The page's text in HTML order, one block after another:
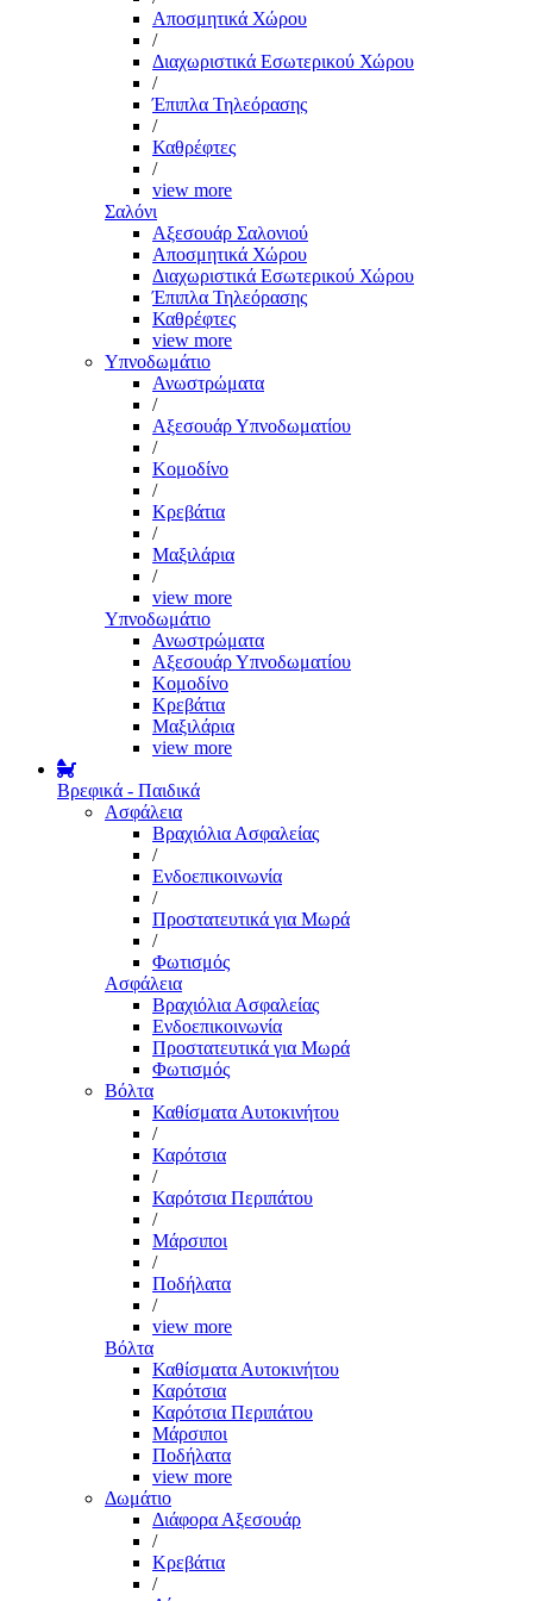
Αποσμητικά Χώρου
/
Διαχωριστικά Εσωτερικού Χώρου
/
Έπιπλα Τηλεόρασης
/
Καθρέφτες
/
view more
Σαλόνι
Αξεσουάρ Σαλονιού
Αποσμητικά Χώρου
Διαχωριστικά Εσωτερικού Χώρου
Έπιπλα Τηλεόρασης
Καθρέφτες
view more
Υπνοδωμάτιο
Ανωστρώματα
/
Αξεσουάρ Υπνοδωματίου
/
Κομοδίνο
/
Κρεβάτια
/
Μαξιλάρια
/
view more
Υπνοδωμάτιο
Ανωστρώματα
Αξεσουάρ Υπνοδωματίου
Κομοδίνο
Κρεβάτια
Μαξιλάρια
view more
Βρεφικά - Παιδικά
Ασφάλεια
Βραχιόλια Ασφαλείας
/
Ενδοεπικοινωνία
/
Προστατευτικά για Μωρά
/
Φωτισμός
Ασφάλεια
Βραχιόλια Ασφαλείας
Ενδοεπικοινωνία
Προστατευτικά για Μωρά
Φωτισμός
Βόλτα
Καθίσματα Αυτοκινήτου
/
Καρότσια
/
Καρότσια Περιπάτου
/
Μάρσιποι
/
Ποδήλατα
/
view more
Βόλτα
Καθίσματα Αυτοκινήτου
Καρότσια
Καρότσια Περιπάτου
Μάρσιποι
Ποδήλατα
view more
Δωμάτιο
Διάφορα Αξεσουάρ
/
Κρεβάτια
/